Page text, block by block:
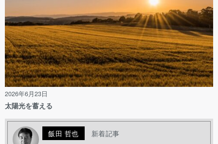
2026年6月23日
太陽光を蓄える
飯田 哲也
新着記事